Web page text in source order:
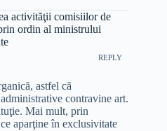
activităţii comisiilor de
ordin al ministrului
REPLY
astfel că
contravine art.
Mai mult, prin
aparţine în exclusivitate